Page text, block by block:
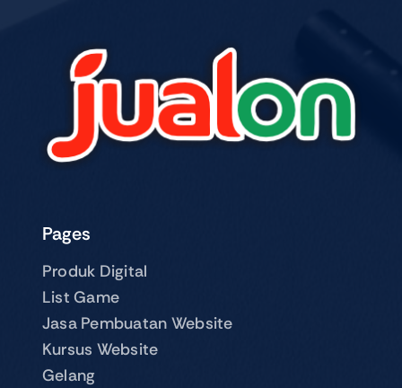
Pages
Produk Digital
List Game
Jasa Pembuatan Website
Kursus Website
Gelang